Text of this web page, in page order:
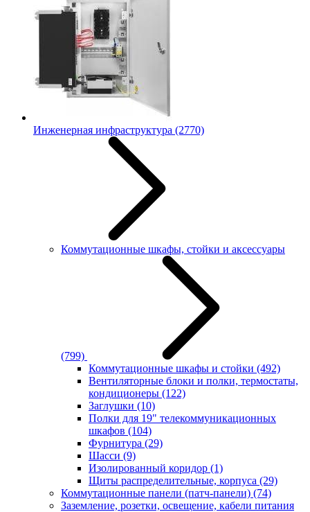
Инженерная инфраструктура (2770)
Коммутационные шкафы, стойки и аксессуары
(799)
Коммутационные шкафы и стойки (492)
Вентиляторные блоки и полки, термостаты,
кондиционеры (122)
Заглушки (10)
Полки для 19" телекоммуникационных
шкафов (104)
Фурнитура (29)
Шасси (9)
Изолированный коридор (1)
Щиты распределительные, корпуса (29)
Коммутационные панели (патч-панели) (74)
Заземление, розетки, освещение, кабели питания